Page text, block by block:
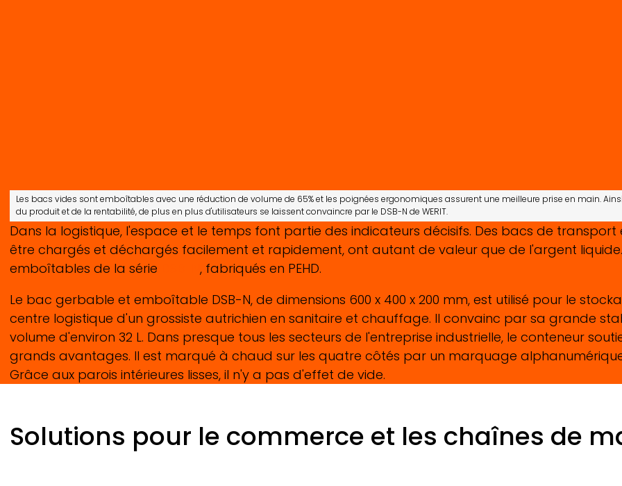
Les bacs vides sont emboîtables avec une réduction de volume de 65% et les poignées ergonomiques assurent une meilleure prise en main.
du produit et de la rentabilité, de plus en plus d'utilisateurs se laissent convaincre par le DSB-N de WERIT.
Dans la logistique, l'espace et le temps font partie des indicateurs décisifs. Des bacs de
être chargés et déchargés facilement et rapidement, ont autant de valeur que de l'argent
emboîtables de la série
, fabriqués en PEHD.
Le bac gerbable et emboîtable DSB-N, de dimensions 600 x 400 x 200 mm, est utilisé pour le
centre logistique d'un grossiste autrichien en sanitaire et chauffage. Il convainc par sa grande
volume d'environ 32 L. Dans presque tous les secteurs de l'entreprise industrielle, le conteneur
grands avantages. Il est marqué à chaud sur les quatre côtés par un marquage
Grâce aux parois intérieures lisses, il n'y a pas d'effet de vide.
Solutions pour le commerce et les chaînes de